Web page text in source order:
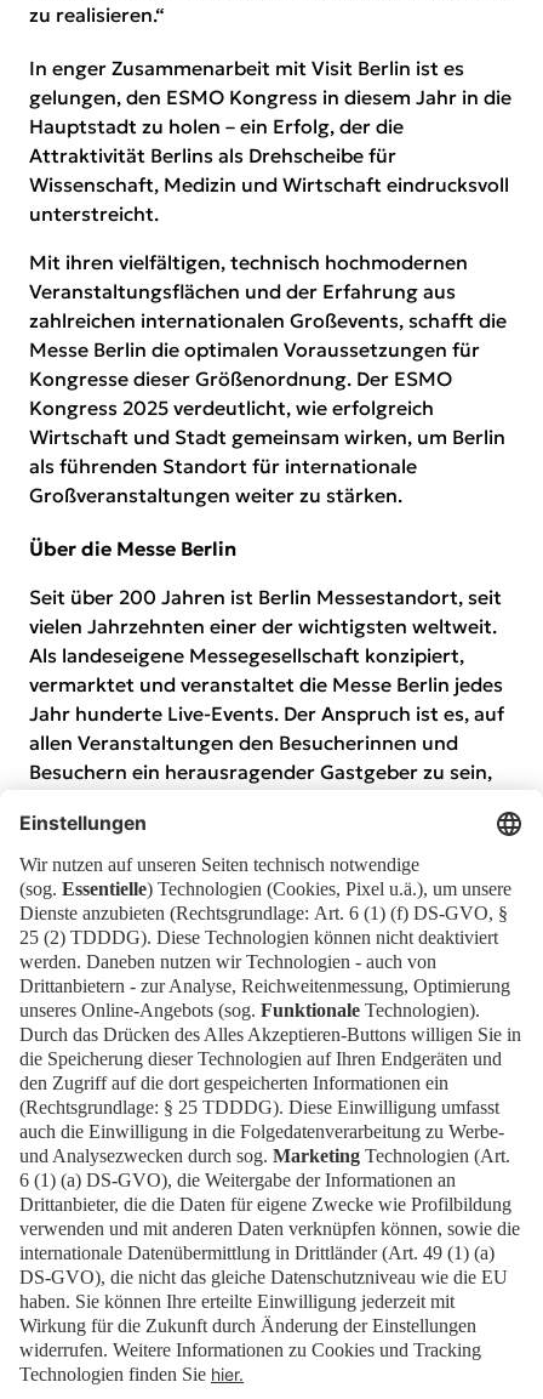
zu realisieren.“
In enger Zusammenarbeit mitVisit Berlin ist es
gelungen, den ESMO Kongress in diesem Jahr in die
Hauptstadt zu holen – ein Erfolg, der die
Attraktivität Berlins als Drehscheibe für
Wissenschaft, Medizin und Wirtschaft eindrucksvoll
unterstreicht.
Mit ihren vielfältigen, technisch hochmodernen
Veranstaltungsflächen und der Erfahrung aus
zahlreichen internationalen Großevents, schafft die
Messe Berlin die optimalen Voraussetzungen für
Kongresse dieser Größenordnung. Der ESMO
Kongress 2025 verdeutlicht, wie erfolgreich
Wirtschaft und Stadt gemeinsam wirken, um Berlin
als führenden Standort für internationale
Großveranstaltungen weiter zu stärken.
Über die Messe Berlin
Seit über 200 Jahren ist Berlin Messestandort, seit
vielen Jahrzehnten einer der wichtigsten weltweit.
Als landeseigene Messegesellschaft konzipiert,
vermarktet und veranstaltet die Messe Berlin jedes
Jahr hunderte Live-Events. Der Anspruch ist es, auf
allen Veranstaltungen den Besucherinnen und
Besuchern ein herausragender Gastgeber zu sein,
Bedingungen für jede und jeden zu gewährleisten.
Dieses Selbstverständnis spiegelt sich im
Unternehmensmotto:Messe Berlin– Hosting the
World.
Zurück zur Übersicht
Teilen:
PresseKarriere
KontaktImpressumDatenschutz
CookiesBarrierefrei
Erklärung zur Barrierefreiheit